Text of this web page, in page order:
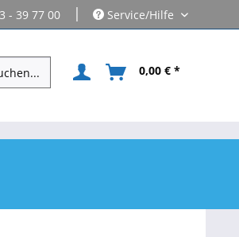
- 39 77 00 | Service/Hilfe
0,00 € *